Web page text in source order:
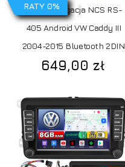
RATY 0%
Radio Nawigacja NCS RS-
405 Android VW Caddy III
2004-2015 Bluetooth 2DIN
649,00zł